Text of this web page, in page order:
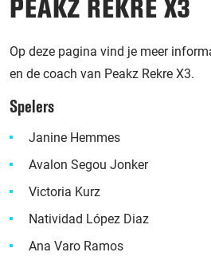
PEAKZ REKRE X3
Op deze pagina vind je meer
en de coach van Peakz Rekre X3.
Spelers
Janine Hemmes
Avalon Segou Jonker
Victoria Kurz
Natividad López Diaz
Ana Varo Ramos